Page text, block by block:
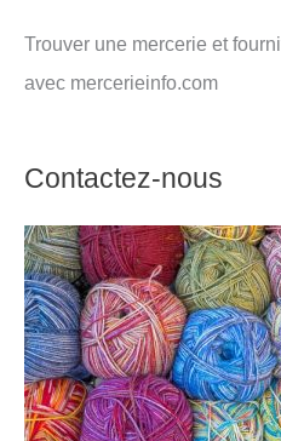
Trouver une mercerie et
avec mercerieinfo.com
Contactez-nous